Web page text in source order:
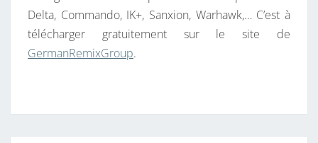
B
A
Delta, Commando, IK+, Sanxion, Warhawk,… C’est à
télécharger gratuitement sur le site de
GermanRemixGroup.